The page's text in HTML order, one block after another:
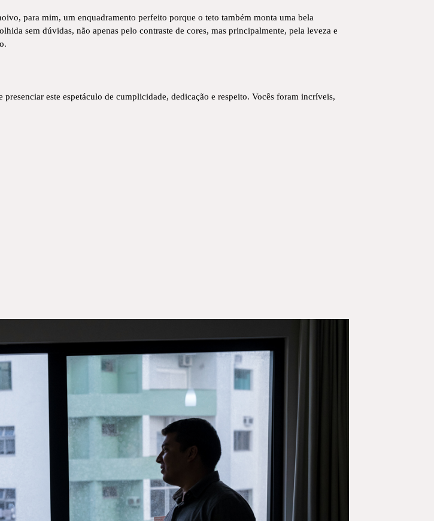
para mim, um enquadramento perfeito porque o teto também monta uma bela
sem dúvidas, não apenas pelo contraste de cores, mas principalmente, pela leveza e
este espetáculo de cumplicidade, dedicação e respeito. Vocês foram incríveis,